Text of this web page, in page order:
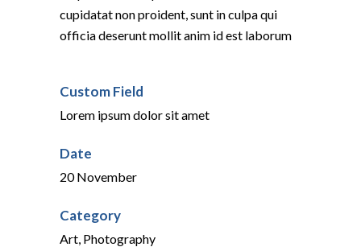
cupidatat non proident, sunt in culpa qui
officia deserunt mollit anim id est laborum
Custom Field
Lorem ipsum dolor sit amet
Date
20 November
Category
Art, Photography